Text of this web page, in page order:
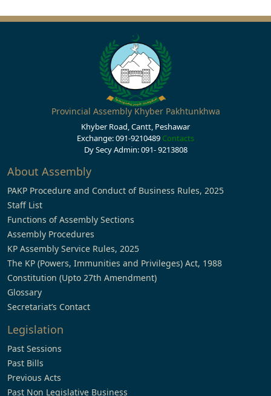
Provincial Assembly Khyber Pakhtunkhwa
Khyber Road, Cantt, Peshawar
Exchange: 091-9210489 Contacts
Dy Secy Admin: 091- 9213808
About Assembly
PAKP Procedure and Conduct of Business Rules, 2025
Staff List
Functions of Assembly Sections
Assembly Procedures
KP Assembly Service Rules, 2025
The KP (Powers, Immunities and Privileges) Act, 1988
Constitution (Upto 27th Amendment)
Glossary
Secretariat’s Contact
Legislation
Past Sessions
Past Bills
Previous Acts
Past Non Legislative Business